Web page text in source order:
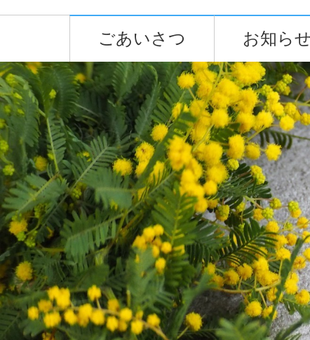
ごあいさつ お知らせ